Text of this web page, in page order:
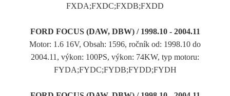
FXDA;FXDC;FXDB;FXDD
FORD FOCUS (DAW, DBW) / 1998.10 - 2004.11
Motor: 1.6 16V, Obsah: 1596, ročník od: 1998.10 do
2004.11, výkon: 100PS, výkon: 74KW, typ motoru:
FYDA;FYDC;FYDB;FYDD;FYDH